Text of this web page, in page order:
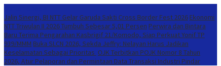
Jalin Sinergi, BI NTT Gelar Garuda Sakti Cross Border Fest 2026 Ekonomi
NTT Triwulan II 2026 Tumbuh Sebesar 5,01 Persen Perwira dan Bintara
Baru Terima Pengarahan Kasbrigif 21/Komodo, Siap Perkuat Yonif TP
939/MMM Buka SLCN 2026, Sekda Jeffry: Nelayan Harus Jadikan
Keselamatan Sebagai Prioritas OJK Terbitkan POJK Nomor 8 Tahun
2026, Atur Pelaporan dan Permintaan Data Transaksi Industri Pindar